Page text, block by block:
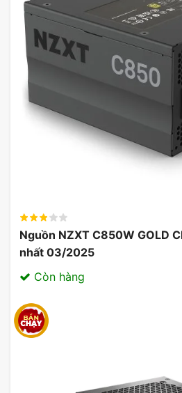
Nguồn NZXT C850W GOLD
nhất 03/2025
Còn hàng